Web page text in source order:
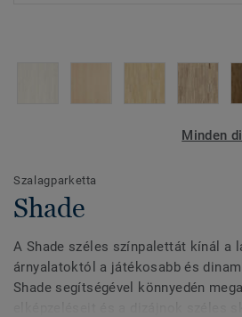
Minden
Szalagparketta
Shade
A Shade széles színpalettát kínál a
árnyalatoktól a játékosabb és
Shade segítségével könnyedén